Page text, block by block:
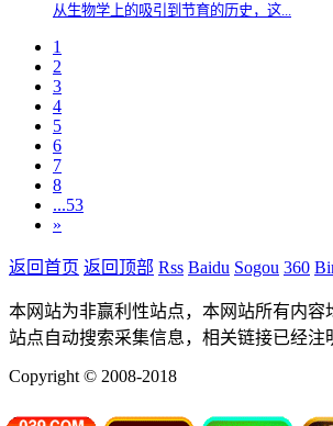
从生物学上的吸引到节育的历史，这...
1
2
3
4
5
6
7
8
...53
»
返回首页 返回顶部 Rss Baidu Sogou 360
本网站为非赢利性站点，本网站所有内容
站点自动搜索采集信息，相关链接已经注
Copyright © 2008-2018